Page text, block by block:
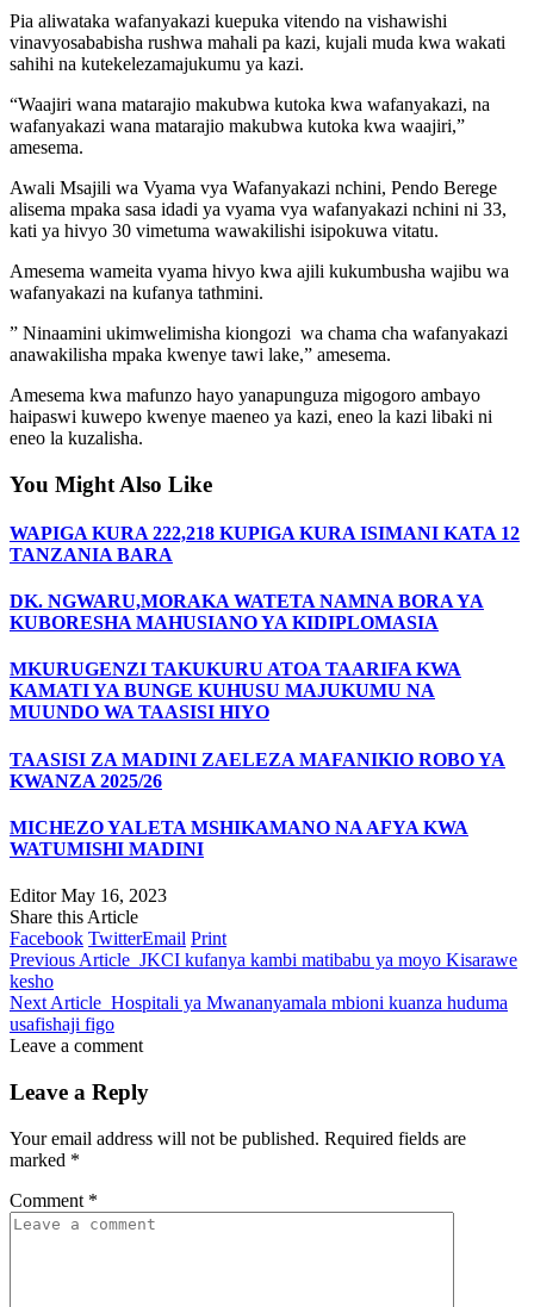
Pia aliwataka wafanyakazi kuepuka vitendo na vishawishi
vinavyosababisha rushwa mahali pa kazi, kujali muda kwa wakati
sahihi na kutekelezamajukumu ya kazi.
“Waajiri wana matarajio makubwa kutoka kwa wafanyakazi, na
wafanyakazi wana matarajio makubwa kutoka kwa waajiri,”
amesema.
Awali Msajili wa Vyama vya Wafanyakazi nchini, Pendo Berege
alisema mpaka sasa idadi ya vyama vya wafanyakazi nchini ni 33,
kati ya hivyo 30 vimetuma wawakilishi isipokuwa vitatu.
Amesema wameita vyama hivyo kwa ajili kukumbusha wajibu wa
wafanyakazi na kufanya tathmini.
” Ninaamini ukimwelimisha kiongozi wa chama cha wafanyakazi
anawakilisha mpaka kwenye tawi lake,” amesema.
Amesema kwa mafunzo hayo yanapunguza migogoro ambayo
haipaswi kuwepo kwenye maeneo ya kazi, eneo la kazi libaki ni
eneo la kuzalisha.
You Might Also Like
WAPIGA KURA 222,218 KUPIGA KURA ISIMANI KATA 12
TANZANIA BARA
DK. NGWARU,MORAKA WATETA NAMNA BORA YA
KUBORESHA MAHUSIANO YA KIDIPLOMASIA
MKURUGENZI TAKUKURU ATOA TAARIFA KWA
KAMATI YA BUNGE KUHUSU MAJUKUMU NA
MUUNDO WA TAASISI HIYO
TAASISI ZA MADINI ZAELEZA MAFANIKIO ROBO YA
KWANZA 2025/26
MICHEZO YALETA MSHIKAMANO NA AFYA KWA
WATUMISHI MADINI
Editor May 16, 2023
Share this Article
Facebook TwitterEmail Print
Previous Article JKCI kufanya kambi matibabu ya moyo Kisarawe
kesho
Next Article Hospitali ya Mwananyamala mbioni kuanza huduma
usafishaji figo
Leave a comment
Leave a Reply
Your email address will not be published. Required fields are
marked *
Comment *